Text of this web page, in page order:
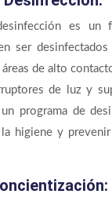
es un
ser
de alto
de luz y
programa de
higiene y